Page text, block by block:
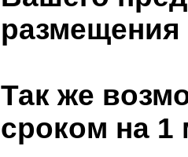
размещения
Так же
сроком на 1